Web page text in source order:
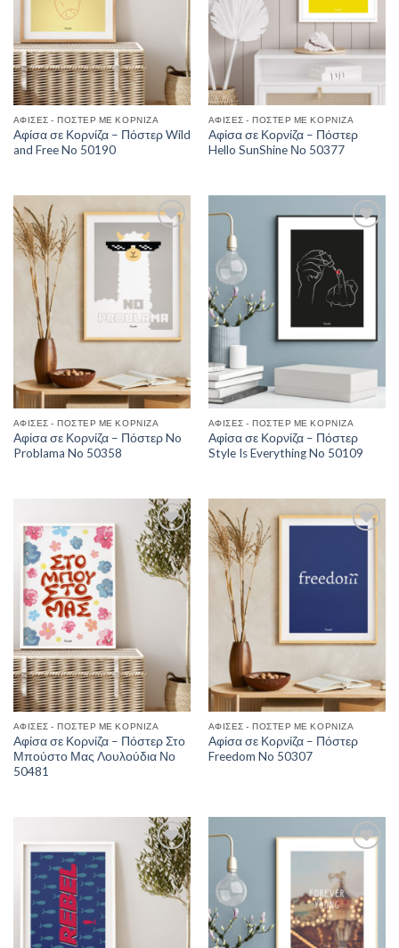
ΑΦΊΣΕΣ - ΠΌΣΤΕΡ ΜΕ ΚΟΡΝΊΖΑ
Αφίσα σε Κορνίζα – Πόστερ Wild
and Free No 50190
ΑΦΊΣΕΣ - ΠΌΣΤΕΡ ΜΕ ΚΟΡΝΊΖΑ
Αφίσα σε Κορνίζα – Πόστερ
Hello SunShine Νο 50377
Add to
Wishlist
ΑΦΊΣΕΣ - ΠΌΣΤΕΡ ΜΕ ΚΟΡΝΊΖΑ
Αφίσα σε Κορνίζα – Πόστερ No
Problama No 50358
ΑΦΊΣΕΣ - ΠΌΣΤΕΡ ΜΕ ΚΟΡΝΊΖΑ
Αφίσα σε Κορνίζα – Πόστερ
Style Is Everything No 50109
Add to
Wishlist
ΑΦΊΣΕΣ - ΠΌΣΤΕΡ ΜΕ ΚΟΡΝΊΖΑ
Αφίσα σε Κορνίζα – Πόστερ Στο
Μπούστο Μας Λουλούδια Νο
50481
ΑΦΊΣΕΣ - ΠΌΣΤΕΡ ΜΕ ΚΟΡΝΊΖΑ
Αφίσα σε Κορνίζα – Πόστερ
Freedom No 50307
Add to
Wishlist
Wishlist